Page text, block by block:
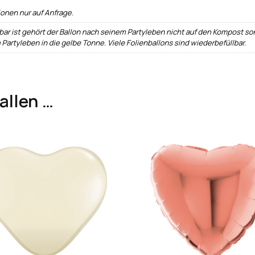
nur auf Anfrage.
ist gehört der Ballon nach seinem Partyleben nicht auf den Kompost
in die gelbe Tonne. Viele Folienballons sind wiederbefüllbar.
…